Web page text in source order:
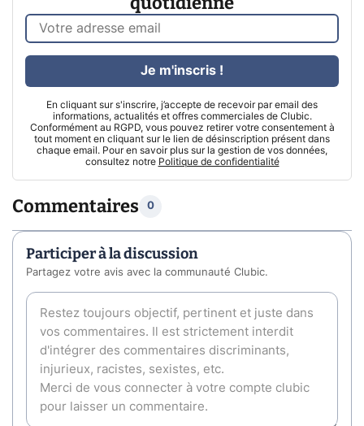
En cliquant sur s'inscrire, j’accepte de recevoir par email des
informations, actualités et offres commerciales de Clubic.
Conformément au RGPD, vous pouvez retirer votre consentement à
tout moment en cliquant sur le lien de désinscription présent dans
chaque email. Pour en savoir plus sur la gestion de vos données,
consultez notre Politique de confidentialité
Je m'inscris !
Commentaires 0
Participer à la discussion
Partagez votre avis avec la communauté Clubic.